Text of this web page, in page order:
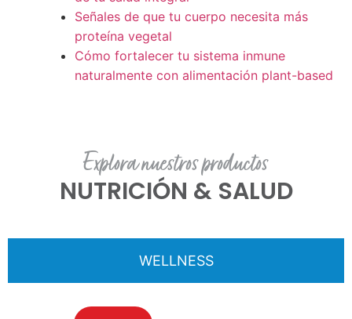
Señales de que tu cuerpo necesita más
proteína vegetal
Cómo fortalecer tu sistema inmune
naturalmente con alimentación plant-based
Explora nuestros productos
NUTRICIÓN & SALUD
WELLNESS